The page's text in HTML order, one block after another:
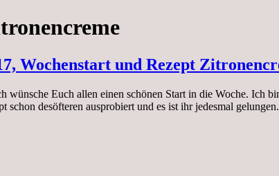
Wochenstart und Rezept
wünsche Euch allen einen schönen Start in die Woche. Ich
schon desöfteren ausprobiert und es ist ihr jedesmal